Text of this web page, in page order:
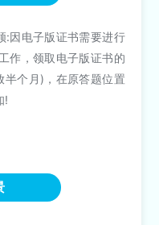
:因电子版证书需要进行
作，领取电子版证书的
个月)，在原答题位置
!